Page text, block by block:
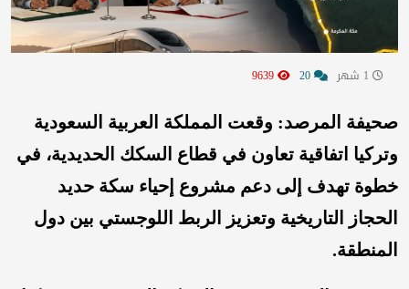
صحيفة المرصد: وقعت المملكة العربية السعودية
وتركيا اتفاقية تعاون في قطاع السكك الحديدية، في
خطوة تهدف إلى دعم مشروع إحياء سكة حديد
الحجاز التاريخية وتعزيز الربط اللوجستي بين دول
المنطقة.